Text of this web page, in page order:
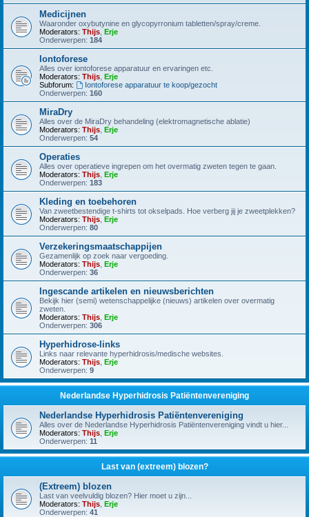
Medicijnen
Waaronder oxybutynine en glycopyrronium tabletten/spray/creme.
Moderators: Thijs Erje
Onderwerpen: 184
Iontoforese
Alles over iontoforese apparatuur en ervaringen etc.
Moderators: Thijs Erje
Subforum:
Iontoforese apparatuur te koop/gezocht
Onderwerpen: 160
MiraDry
Alles over de MiraDry behandeling (elektromagnetische ablatie)
Moderators: Thijs Erje
Onderwerpen: 54
Operaties
Alles over operatieve ingrepen om het overmatig zweten tegen te gaan.
Moderators: Thijs Erje
Onderwerpen: 183
Kleding en toebehoren
Van zweetbestendige t-shirts tot okselpads. Hoe verberg jij je zweetplekken?
Moderators: Thijs Erje
Onderwerpen: 80
Verzekeringsmaatschappijen
Gezamenlijk op zoek naar vergoeding.
Moderators: Thijs Erje
Onderwerpen: 36
Ingescande artikelen en nieuwsberichten
Bekijk hier (semi) wetenschappelijke (nieuws) artikelen over overmatig
zweten.
Moderators: Thijs Erje
Onderwerpen: 306
Hyperhidrose-links
Links naar relevante hyperhidrosis/medische websites.
Moderators: Thijs Erje
Onderwerpen: 9
Nederlandse Hyperhidrosis Patiëntenvereniging
Nederlandse Hyperhidrosis Patiëntenvereniging
Alles over de Nederlandse Hyperhidrosis Patiëntenvereniging vindt u hier...
Moderators: Thijs Erje
Onderwerpen: 11
Last van (extreem) blozen?
(Extreem) blozen
Last van veelvuldig blozen? Hier moet u zijn...
Moderators: Thijs Erje
Onderwerpen: 41